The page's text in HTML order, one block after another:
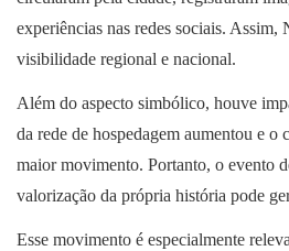
experiências nas redes sociais. Assim,
visibilidade regional e nacional.
Além do aspecto simbólico, houve
da rede de hospedagem aumentou e o
maior movimento. Portanto, o evento
valorização da própria história pode
Esse movimento é especialmente